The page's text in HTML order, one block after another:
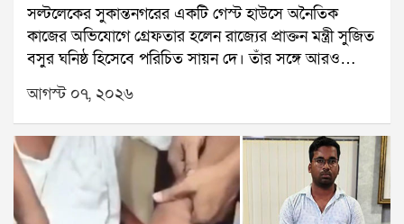
সল্টলেকের সুকান্তনগরের একটি গেস্ট হাউসে অনৈতিক
কাজের অভিযোগে গ্রেফতার হলেন রাজ্যের প্রাক্তন মন্ত্রী সুজিত
বসুর ঘনিষ্ঠ হিসেবে পরিচিত সায়ন দে। তাঁর সঙ্গে আরও
একজনকে গ্রেফতার করেছে পুলিশ। অভিযোগ, ওই গেস্ট
হাউসে দীর্ঘদিন ধরে দেহ ব্যবসা এবং নাবালিকাদের দিয়ে
অনৈতিক কাজ করানো হচ্ছিল। যদিও সায়ন দে তাঁর বিরুদ্ধে
ওঠা সমস্ত অভিযোগ অস্বীকার করেছেন।স্থানীয় বাসিন্দাদের
দাবি, বহুদিন ধরেই ওই গেস্ট হাউসে অনৈতিক কার্যকলাপ
চলছিল। একাধিকবার থানায় অভিযোগ জানানো হলেও আগে
কোনও পদক্ষেপ করা হয়নি বলে অভিযোগ। সরকার
আগস্ট ০৭, ২০২৬